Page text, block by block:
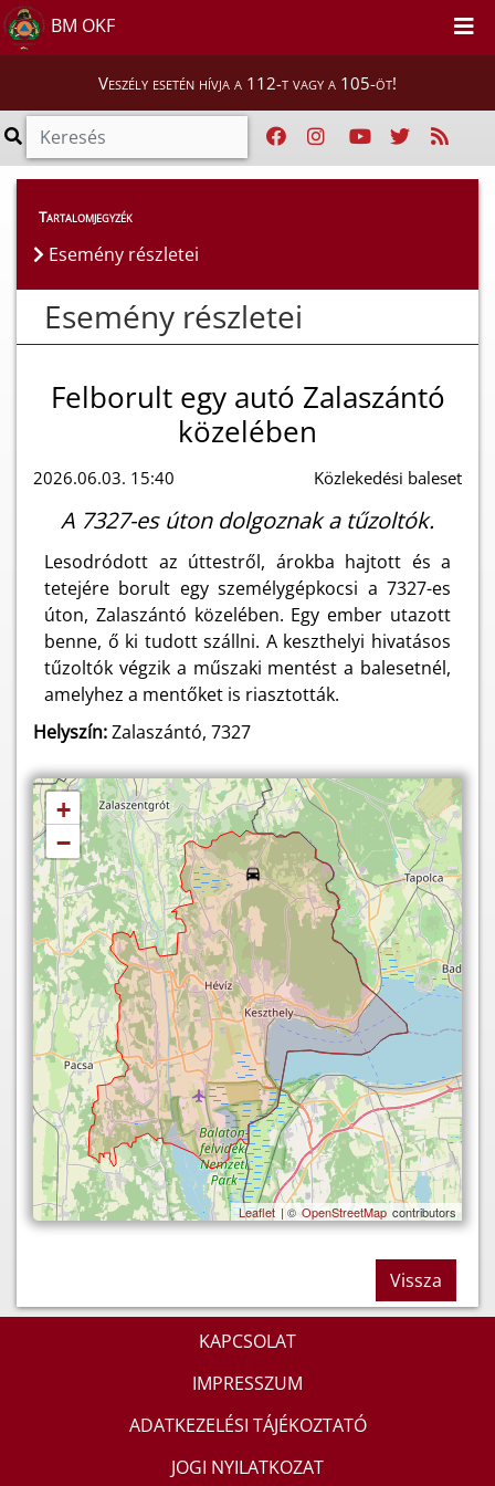
BM OKF
Veszély esetén hívja a 112-t vagy a 105-öt!
Esemény részletei
Tartalomjegyzék
Esemény részletei
Esemény részletei
Felborult egy autó Zalaszántó
közelében
2026.06.03. 15:40 Közlekedési baleset
A 7327-es úton dolgoznak a tűzoltók.
Lesodródott az úttestről, árokba hajtott és a
tetejére borult egy személygépkocsi a 7327-es
úton, Zalaszántó közelében. Egy ember utazott
benne, ő ki tudott szállni. A keszthelyi hivatásos
tűzoltók végzik a műszaki mentést a balesetnél,
amelyhez a mentőket is riasztották.
Helyszín:Zalaszántó, 7327
+
−
Leaflet | © OpenStreetMap contributors
Vissza
KAPCSOLAT
IMPRESSZUM
ADATKEZELÉSI TÁJÉKOZTATÓ
JOGI NYILATKOZAT